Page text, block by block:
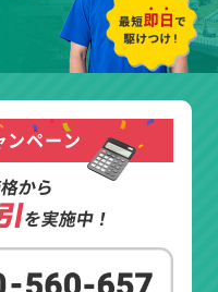
ンペーン
から
を実施中！